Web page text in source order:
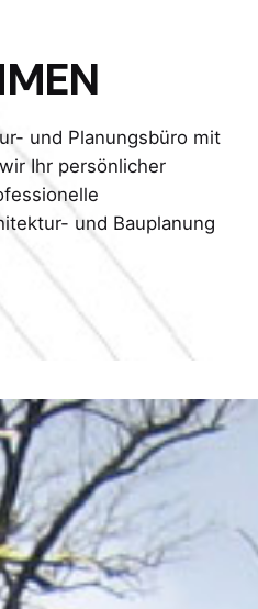
und Planungsbüro mit
Ihr persönlicher
und Bauplanung